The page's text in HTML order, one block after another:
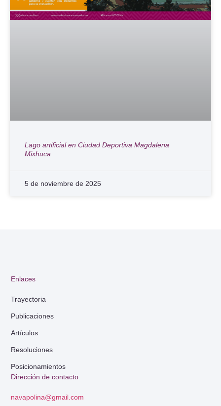
Lago artificial en Ciudad Deportiva Magdalena
Mixhuca
5 de noviembre de 2025
Dirección de contacto
navapolina@gmail.com
Enlaces
Trayectoria
Publicaciones
Artículos
Resoluciones
Posicionamientos